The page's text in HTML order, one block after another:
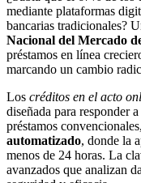
mediante plataformas
bancarias tradicionales?
Nacional del Mercado
préstamos en línea
marcando un cambio
Los créditos en el acto
diseñada para responder
préstamos
automatizado, donde la
menos de 24 horas. La
avanzados que analizan